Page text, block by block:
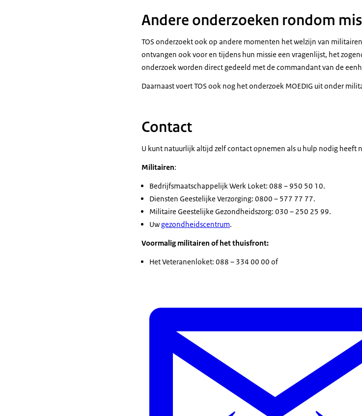
Andere onderzoeken rondom
TOS onderzoekt ook op andere momenten het welzijn van
ontvangen ook voor en tijdens hun missie een vragenlijst, het
onderzoek worden direct gedeeld met de commandant van de
Daarnaast voert TOS ook nog het onderzoek MOEDIG uit onder
Contact
U kunt natuurlijk altijd zelf contact opnemen als u hulp nodig heeft
Militairen:
Bedrijfsmaatschappelijk Werk Loket: 088 – 950 50 10.
Diensten Geestelijke Verzorging: 0800 – 577 77 77.
Militaire Geestelijke Gezondheidszorg: 030 – 250 25 99.
Uwgezondheidscentrum.
Voormalig militairen of het thuisfront:
Het Veteranenloket: 088 – 334 00 00 of